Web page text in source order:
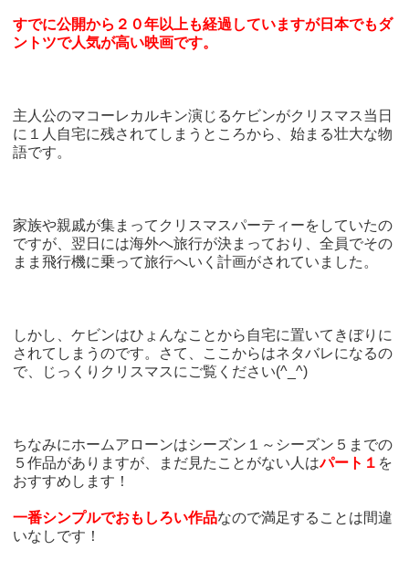
すでに公開から２０年以上も経過していますが日本でもダ
ントツで人気が高い映画です。
主人公のマコーレカルキン演じるケビンがクリスマス当日
に１人自宅に残されてしまうところから、始まる壮大な物
語です。
家族や親戚が集まってクリスマスパーティーをしていたの
ですが、翌日には海外へ旅行が決まっており、全員でその
まま飛行機に乗って旅行へいく計画がされていました。
しかし、ケビンはひょんなことから自宅に置いてきぼりに
されてしまうのです。さて、ここからはネタバレになるの
で、じっくりクリスマスにご覧ください(^_^)
ちなみにホームアローンはシーズン１～シーズン５までの
５作品がありますが、まだ見たことがない人はパート１ を
おすすめします！
一番シンプルでおもしろい作品なので満足することは間違
いなしです！